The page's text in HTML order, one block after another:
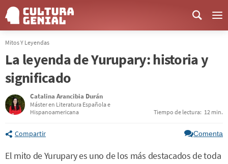
Mitos Y Leyendas
La leyenda de Yurupary: historia y
significado
Catalina Arancibia Durán
Máster en Literatura Española e
Hispanoamericana
Tiempo de lectura: 12 min.
Compartir Comenta
El mito de Yurupary es uno de los más destacados de toda